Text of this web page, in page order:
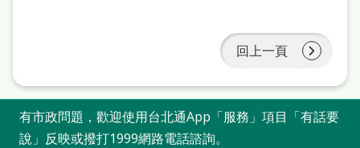
圖
網
回上一頁
有市政問題，歡迎使用台北通App「服務」項目「有話要
說」反映或撥打1999網路電話諮詢。